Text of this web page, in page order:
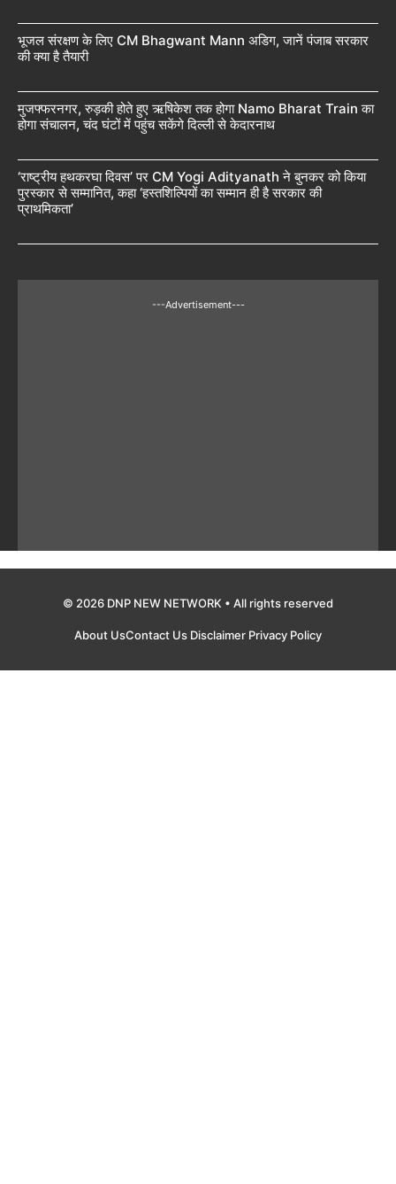
भूजल संरक्षण के लिए CM Bhagwant Mann अडिग, जानें पंजाब सरकार
की क्या है तैयारी
मुजफ्फरनगर, रुड़की होते हुए ऋषिकेश तक होगा Namo Bharat Train का
होगा संचालन, चंद घंटों में पहुंच सकेंगे दिल्ली से केदारनाथ
‘राष्ट्रीय हथकरघा दिवस’ पर CM Yogi Adityanath ने बुनकर को किया
पुरस्कार से सम्मानित, कहा ‘हस्तशिल्पियों का सम्मान ही है सरकार की
प्राथमिकता’
---Advertisement---
© 2026 DNP NEW NETWORK • All rights reserved
About UsContact Us Disclaimer Privacy Policy